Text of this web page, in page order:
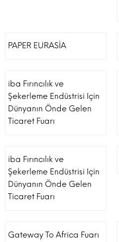
PAPER EURASİA
iba Fırıncılık ve
Şekerleme Endüstrisi Için
Dünyanın Önde Gelen
Ticaret Fuarı
iba Fırıncılık ve
Şekerleme Endüstrisi Için
Dünyanın Önde Gelen
Ticaret Fuarı
Gateway To Africa Fuarı